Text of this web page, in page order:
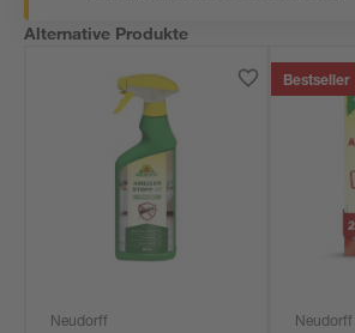
Alternative Produkte
Neudorff
Bestseller
Neudorff